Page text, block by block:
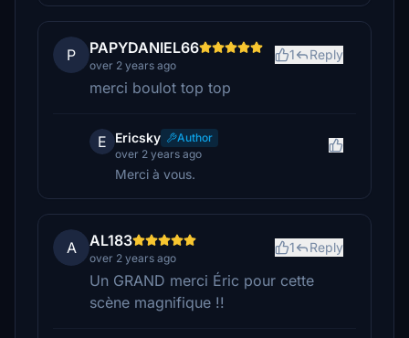
P PAPYDANIEL66
over 2 years ago
1 Reply
merci boulot top top
E Ericsky
Author
over 2 years ago
Merci à vous.
A AL183
over 2 years ago
1 Reply
Un GRAND merci Éric pour cette
scène magnifique !!